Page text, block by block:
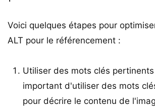
Voici quelques étapes pour
ALT pour le référencement :
Utiliser des mots clés
important d'utiliser des mots
pour décrire le contenu de